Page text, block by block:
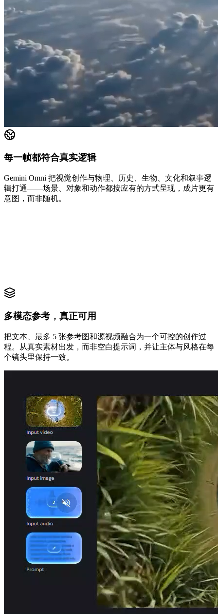
每一帧都符合真实逻辑
Gemini Omni 把视觉创作与物理、历史、生物、文化和叙事逻
辑打通——场景、对象和动作都按应有的方式呈现，成片更有
意图，而非随机。
多模态参考，真正可用
把文本、最多 5 张参考图和源视频融合为一个可控的创作过
程。从真实素材出发，而非空白提示词，并让主体与风格在每
个镜头里保持一致。